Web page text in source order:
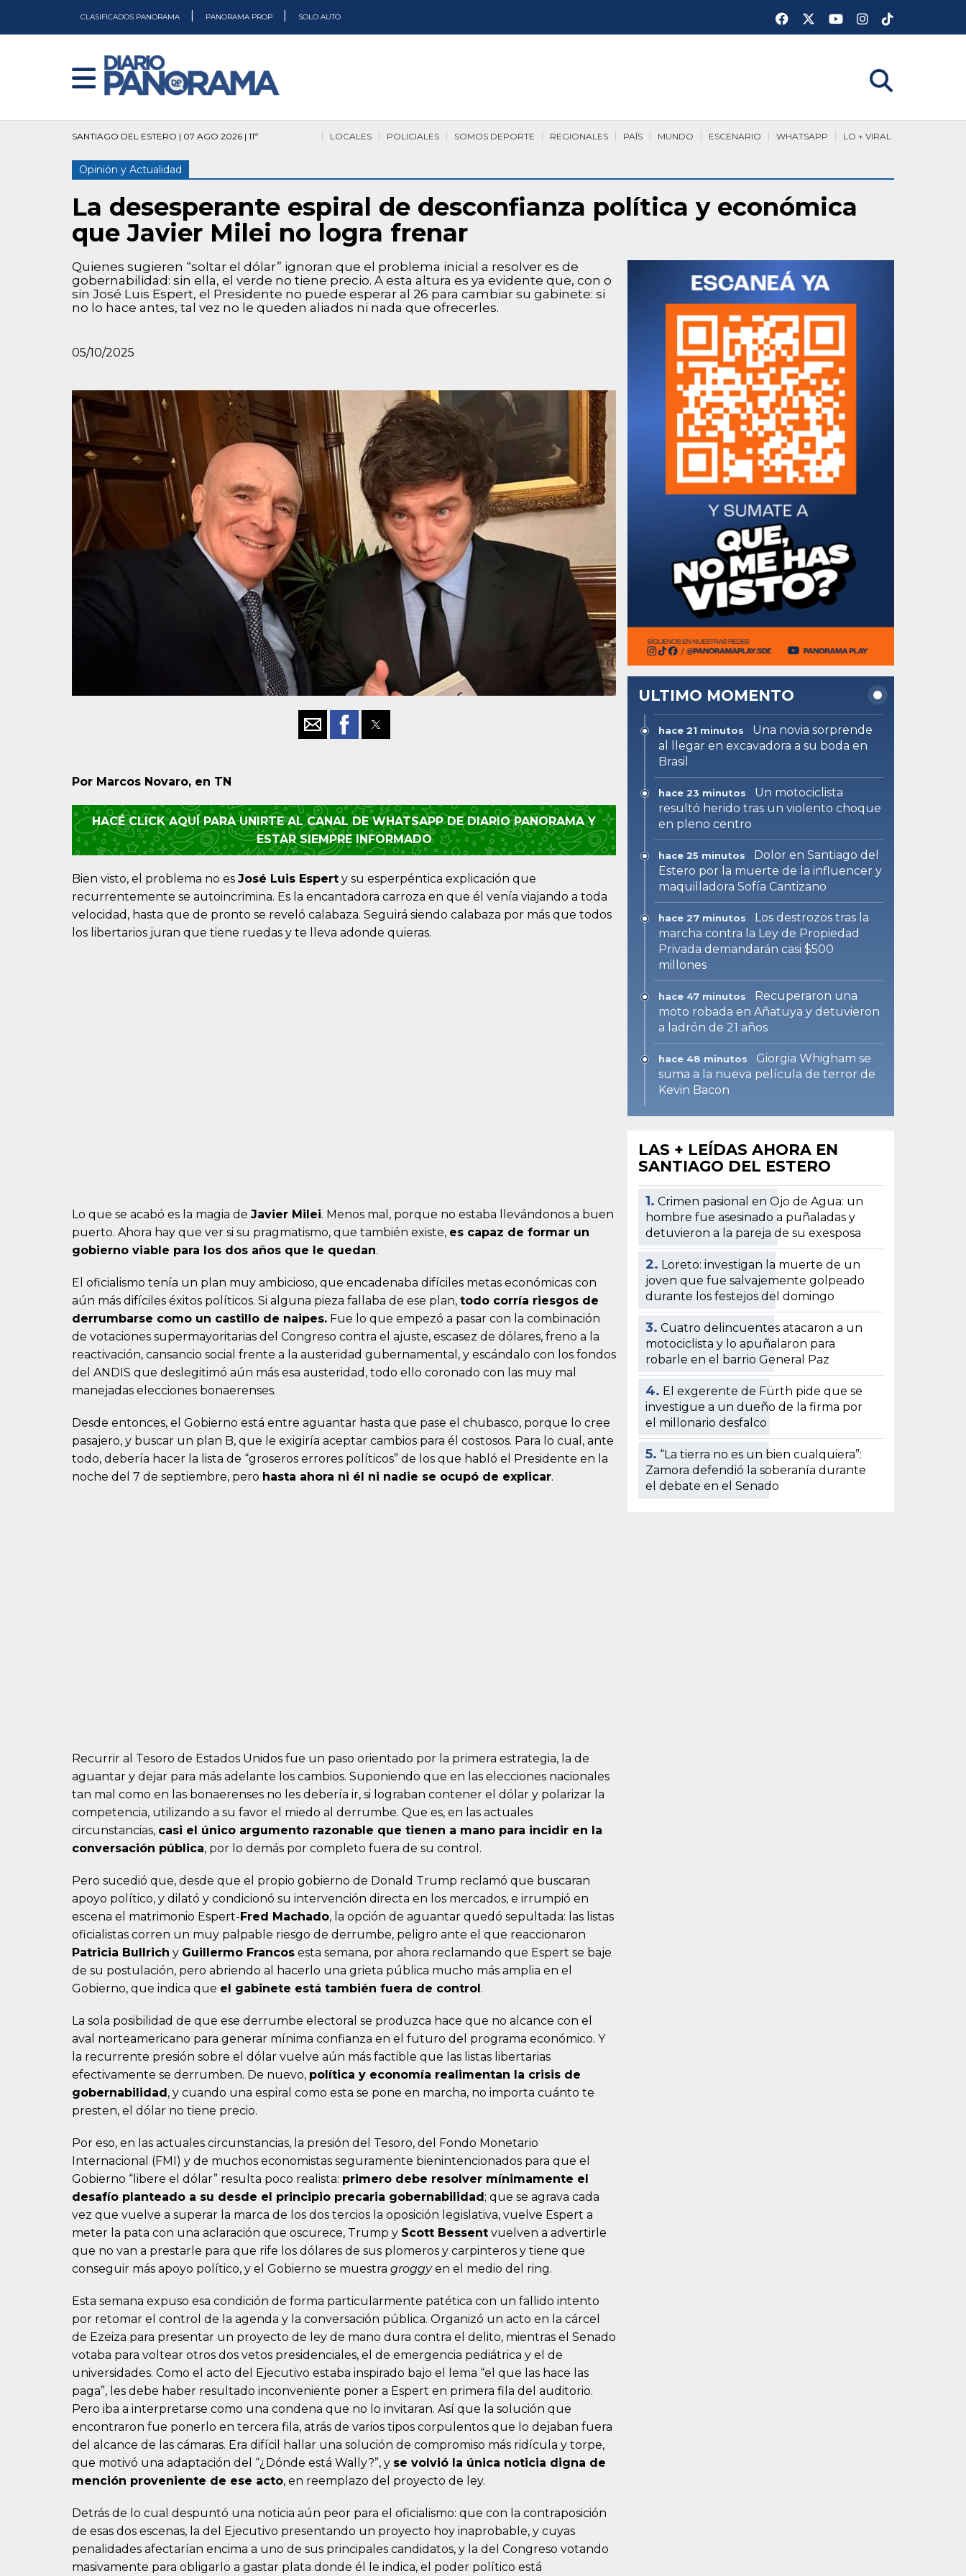
CLASIFICADOS PANORAMA PANORAMA PROP SOLO AUTO
SANTIAGO DEL ESTERO | 07 AGO 2026 | 11º LO + VIRAL
WHATSAPP
ESCENARIO
MUNDO
PAÍS
REGIONALES
SOMOS DEPORTE
POLICIALES
LOCALES
Opinión y Actualidad
La desesperante espiral de desconfianza política y económica
que Javier Milei no logra frenar
Quienes sugieren “soltar el dólar” ignoran que el problema inicial a resolver es de
gobernabilidad: sin ella, el verde no tiene precio. A esta altura es ya evidente que, con o
sin José Luis Espert, el Presidente no puede esperar al 26 para cambiar su gabinete: si
no lo hace antes, tal vez no le queden aliados ni nada que ofrecerles.
05/10/2025
Por Marcos Novaro, en TN
HACÉ CLICK AQUÍ PARA UNIRTE AL CANAL DE WHATSAPP DE DIARIO PANORAMA Y
ESTAR SIEMPRE INFORMADO
Bien visto, el problema no es José Luis Espert y su esperpéntica explicación que
recurrentemente se autoincrimina. Es la encantadora carroza en que él venía viajando a toda
velocidad, hasta que de pronto se reveló calabaza. Seguirá siendo calabaza por más que todos
los libertarios juran que tiene ruedas y te lleva adonde quieras.
Lo que se acabó es la magia de Javier Milei. Menos mal, porque no estaba llevándonos a buen
puerto. Ahora hay que ver si su pragmatismo, que también existe, es capaz de formar un
gobierno viable para los dos años que le quedan.
El oficialismo tenía un plan muy ambicioso, que encadenaba difíciles metas económicas con
aún más difíciles éxitos políticos. Si alguna pieza fallaba de ese plan, todo corría riesgos de
derrumbarse como un castillo de naipes. Fue lo que empezó a pasar con la combinación
de votaciones supermayoritarias del Congreso contra el ajuste, escasez de dólares, freno a la
reactivación, cansancio social frente a la austeridad gubernamental, y escándalo con los fondos
del ANDIS que deslegitimó aún más esa austeridad, todo ello coronado con las muy mal
manejadas elecciones bonaerenses.
Desde entonces, el Gobierno está entre aguantar hasta que pase el chubasco, porque lo cree
pasajero, y buscar un plan B, que le exigiría aceptar cambios para él costosos. Para lo cual, ante
todo, debería hacer la lista de “groseros errores políticos” de los que habló el Presidente en la
noche del 7 de septiembre, pero hasta ahora ni él ni nadie se ocupó de explicar.
Recurrir al Tesoro de Estados Unidos fue un paso orientado por la primera estrategia, la de
aguantar y dejar para más adelante los cambios. Suponiendo que en las elecciones nacionales
tan mal como en las bonaerenses no les debería ir, si lograban contener el dólar y polarizar la
competencia, utilizando a su favor el miedo al derrumbe. Que es, en las actuales
circunstancias, casi el único argumento razonable que tienen a mano para incidir en la
conversación pública, por lo demás por completo fuera de su control.
Pero sucedió que, desde que el propio gobierno de Donald Trump reclamó que buscaran
apoyo político, y dilató y condicionó su intervención directa en los mercados, e irrumpió en
escena el matrimonio Espert- Fred Machado, la opción de aguantar quedó sepultada: las listas
oficialistas corren un muy palpable riesgo de derrumbe, peligro ante el que reaccionaron
Patricia Bullrich y Guillermo Francos esta semana, por ahora reclamando que Espert se baje
de su postulación, pero abriendo al hacerlo una grieta pública mucho más amplia en el
Gobierno, que indica que el gabinete está también fuera de control .
La sola posibilidad de que ese derrumbe electoral se produzca hace que no alcance con el
aval norteamericano para generar mínima confianza en el futuro del programa económico. Y
la recurrente presión sobre el dólar vuelve aún más factible que las listas libertarias
efectivamente se derrumben. De nuevo, política y economía realimentan la crisis de
gobernabilidad , y cuando una espiral como esta se pone en marcha, no importa cuánto te
presten, el dólar no tiene precio.
Por eso, en las actuales circunstancias, la presión del Tesoro, del Fondo Monetario
Internacional (FMI) y de muchos economistas seguramente bienintencionados para que el
Gobierno “libere el dólar” resulta poco realista: primero debe resolver mínimamente el
desafío planteado a su desde el principio precaria gobernabilidad ; que se agrava cada
vez que vuelve a superar la marca de los dos tercios la oposición legislativa, vuelve Espert a
meter la pata con una aclaración que oscurece, Trump y Scott Bessent vuelven a advertirle
que no van a prestarle para que rife los dólares de sus plomeros y carpinteros y tiene que
conseguir más apoyo político, y el Gobierno se muestra groggyen el medio del ring.
Esta semana expuso esa condición de forma particularmente patética con un fallido intento
por retomar el control de la agenda y la conversación pública. Organizó un acto en la cárcel
de Ezeiza para presentar un proyecto de ley de mano dura contra el delito, mientras el Senado
votaba para voltear otros dos vetos presidenciales, el de emergencia pediátrica y el de
universidades. Como el acto del Ejecutivo estaba inspirado bajo el lema “el que las hace las
paga”, les debe haber resultado inconveniente poner a Espert en primera fila del auditorio.
Pero iba a interpretarse como una condena que no lo invitaran. Así que la solución que
encontraron fue ponerlo en tercera fila, atrás de varios tipos corpulentos que lo dejaban fuera
del alcance de las cámaras. Era difícil hallar una solución de compromiso más ridícula y torpe,
que motivó una adaptación del “¿Dónde está Wally?”, y se volvió la única noticia digna de
mención proveniente de ese acto, en reemplazo del proyecto de ley.
Detrás de lo cual despuntó una noticia aún peor para el oficialismo: que con la contraposición
de esas dos escenas, la del Ejecutivo presentando un proyecto hoy inaprobable, y cuyas
penalidades afectarían encima a uno de sus principales candidatos, y la del Congreso votando
masivamente para obligarlo a gastar plata donde él le indica, el poder político está
ULTIMO MOMENTO
hace 21 minutos
Una novia sorprende
al llegar en excavadora a su boda en
Brasil
hace 23 minutos
Un motociclista
resultó herido tras un violento choque
en pleno centro
hace 25 minutos
Dolor en Santiago del
Estero por la muerte de la influencer y
maquilladora Sofía Cantizano
hace 27 minutos
Los destrozos tras la
marcha contra la Ley de Propiedad
Privada demandarán casi $500
millones
hace 47 minutos
Recuperaron una
moto robada en Añatuya y detuvieron
a ladrón de 21 años
hace 48 minutos
Giorgia Whigham se
suma a la nueva película de terror de
Kevin Bacon
LAS + LEÍDAS AHORA EN
SANTIAGO DEL ESTERO
1. Crimen pasional en Ojo de Agua: un
hombre fue asesinado a puñaladas y
detuvieron a la pareja de su exesposa
2. Loreto: investigan la muerte de un
joven que fue salvajemente golpeado
durante los festejos del domingo
3. Cuatro delincuentes atacaron a un
motociclista y lo apuñalaron para
robarle en el barrio General Paz
4. El exgerente de Fürth pide que se
investigue a un dueño de la firma por
el millonario desfalco
5. “La tierra no es un bien cualquiera”:
Zamora defendió la soberanía durante
el debate en el Senado